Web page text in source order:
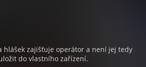
hlášek zajišťuje operátor a není jej tedy
do vlastního zařízení.